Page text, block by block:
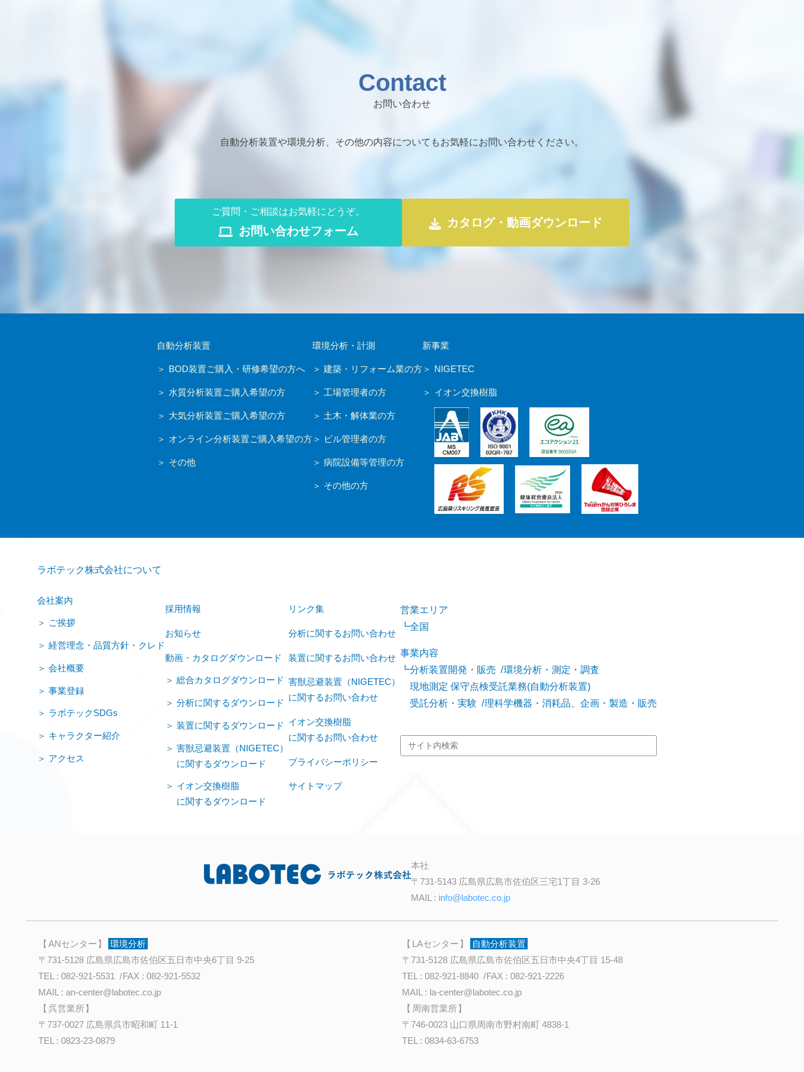
Contact
お問い合わせ
自動分析装置や環境分析、その他の内容についてもお気軽にお問い合わせください。
ご質問・ご相談はお気軽にどうぞ。
お問い合わせフォーム
カタログ・動画ダウンロード
自動分析装置
BOD装置ご購入・研修希望の方へ
水質分析装置ご購入希望の方
大気分析装置ご購入希望の方
オンライン分析装置ご購入希望の方
その他
環境分析・計測
建築・リフォーム業の方
工場管理者の方
土木・解体業の方
ビル管理者の方
病院設備等管理の方
その他の方
新事業
NIGETEC
イオン交換樹脂
ラボテック株式会社について
会社案内
ご挨拶
経営理念・品質方針・クレド
会社概要
事業登録
ラボテックSDGs
キャラクター紹介
アクセス
採用情報
お知らせ
動画・カタログダウンロード
総合カタログダウンロード
分析に関するダウンロード
装置に関するダウンロード
害獣忌避装置（NIGETEC）
に関するダウンロード
イオン交換樹脂
に関するダウンロード
リンク集
分析に関するお問い合わせ
装置に関するお問い合わせ
害獣忌避装置（NIGETEC）
に関するお問い合わせ
イオン交換樹脂
に関するお問い合わせ
プライバシーポリシー
サイトマップ
営業エリア
全国
事業内容
分析装置開発・販売
環境分析・測定・調査
現地測定 保守点検受託業務(自動分析装置)
受託分析・実験
理科学機器・消耗品、企画・製造・販売
本社
〒731-5143 広島県広島市佐伯区三宅1丁目 3-26
MAIL : info@labotec.co.jp
ANセンター
環境分析
〒731-5128 広島県広島市佐伯区五日市中央6丁目 9-25
TEL :082-921-5531
FAX : 082-921-5532
MAIL :an-center@labotec.co.jp
LAセンター
自動分析装置
〒731-5128 広島県広島市佐伯区五日市中央4丁目 15-48
TEL : 082-921-8840
FAX : 082-921-2226
MAIL : la-center@labotec.co.jp
呉営業所
〒737-0027 広島県呉市昭和町 11-1
TEL :0823-23-0879
周南営業所
〒746-0023 山口県周南市野村南町 4838-1
TEL : 0834-63-6753